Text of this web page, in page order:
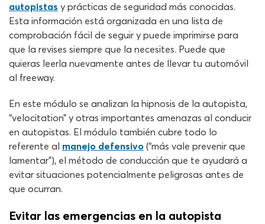
autopistas y prácticas de seguridad más conocidas.
Esta información está organizada en una lista de
comprobación fácil de seguir y puede imprimirse para
que la revises siempre que la necesites. Puede que
quieras leerla nuevamente antes de llevar tu automóvil
al freeway.
En este módulo se analizan la hipnosis de la autopista,
“velocitation” y otras importantes amenazas al conducir
en autopistas. El módulo también cubre todo lo
referente al manejo defensivo (“más vale prevenir que
lamentar”), el método de conducción que te ayudará a
evitar situaciones potencialmente peligrosas antes de
que ocurran.
Evitar las emergencias en la autopista